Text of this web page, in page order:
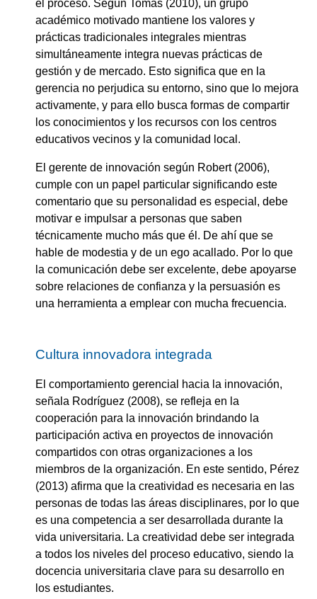
el proceso. Según Tomas (2010), un grupo
académico motivado mantiene los valores y
prácticas tradicionales integrales mientras
simultáneamente integra nuevas prácticas de
gestión y de mercado. Esto significa que en la
gerencia no perjudica su entorno, sino que lo mejora
activamente, y para ello busca formas de compartir
los conocimientos y los recursos con los centros
educativos vecinos y la comunidad local.
El gerente de innovación según Robert (2006),
cumple con un papel particular significando este
comentario que su personalidad es especial, debe
motivar e impulsar a personas que saben
técnicamente mucho más que él. De ahí que se
hable de modestia y de un ego acallado. Por lo que
la comunicación debe ser excelente, debe apoyarse
sobre relaciones de confianza y la persuasión es
una herramienta a emplear con mucha frecuencia.
Cultura innovadora integrada
El comportamiento gerencial hacia la innovación,
señala Rodríguez (2008), se refleja en la
cooperación para la innovación brindando la
participación activa en proyectos de innovación
compartidos con otras organizaciones a los
miembros de la organización. En este sentido, Pérez
(2013) afirma que la creatividad es necesaria en las
personas de todas las áreas disciplinares, por lo que
es una competencia a ser desarrollada durante la
vida universitaria. La creatividad debe ser integrada
a todos los niveles del proceso educativo, siendo la
docencia universitaria clave para su desarrollo en
los estudiantes.